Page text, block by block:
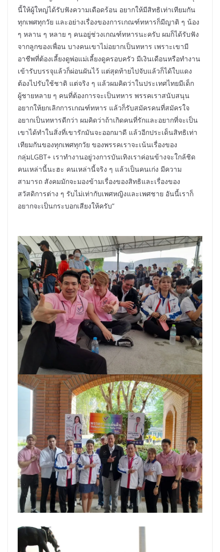
นี้ให้ผู้ใหญ่ได้รับฟังความเดือดร้อน อยากให้มีสิทธิเท่าเทียมกัน
ทุกเพศทุกวัย และอย่างเรื่องของการเกณฑ์ทหารก็มีญาติ ๆ น้อง
ๆ หลาน ๆ หลาย ๆ คนอยู่ช่วงเกณฑ์ทหารนะครับ ผมก็ได้รับฟัง
จากลูกของเพื่อน บางคนเขาไม่อยากเป็นทหาร เพราะเขามี
อาชีพที่ต้องเลี้ยงดูพ่อแม่เลี้ยงดูครอบครัว มีเงินเดือนหรือทำงาน
เข้ารับบรรจุแล้วก็ผ่อนผันไว้ แต่สุดท้ายไปจับแล้วก็ได้ใบแดง
ต้องไปรับใช้ชาติ แต่จริง ๆ แล้วผมคิดว่าในประเทศไทยมีเด็ก
ผู้ชายหลาย ๆ คนที่ต้องการจะเป็นทหาร พรรคเราสนับสนุน
อยากให้ยกเลิกการเกณฑ์ทหาร แล้วก็รับสมัครคนที่สมัครใจ
อยากเป็นทหารดีกว่า ผมคิดว่าถ้าเกิดคนที่รักและอยากที่จะเป็น
เขาได้ทำในสิ่งที่เขารักมันจะออกมาดี แล้วอีกประเด็นสิทธิเท่า
เทียมกันของทุกเพศทุกวัย ของพรรคเราจะเน้นเรื่องของ
กลุ่มLGBT+ เราทำงานอยู่วงการบันเทิงเราค่อนข้างจะใกล้ชิด
คนเหล่านี้นะฮะ คนเหล่านี้จริง ๆ แล้วเป็นคนเก่ง มีความ
สามารถ สังคมมักจะมองข้ามเรื่องของสิทธิและเรื่องของ
สวัสดิการต่าง ๆ รับไม่เท่ากับเพศหญิงและเพศชาย อันนี้เราก็
อยากจะเป็นกระบอกเสียงให้ครับ”